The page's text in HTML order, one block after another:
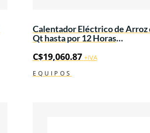
Calentador Eléctrico de Arroz
Qt hasta por 12 Horas
C$19,060.87 +IVA
EQUIPOS